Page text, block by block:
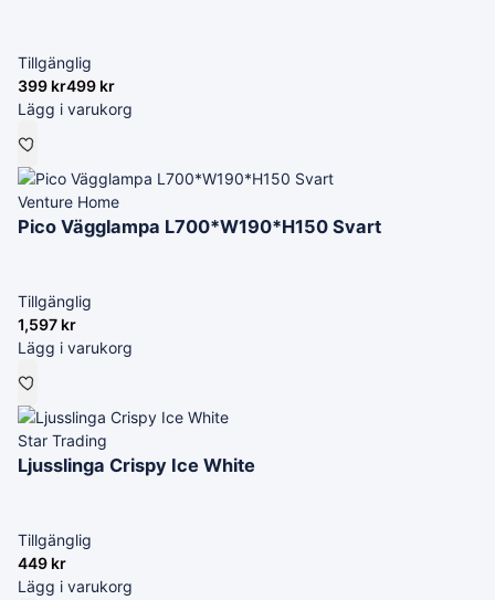
Tillgänglig
399 kr499 kr
Lägg i varukorg
Venture Home
Pico Vägglampa L700*W190*H150 Svart
Tillgänglig
1,597 kr
Lägg i varukorg
Star Trading
Ljusslinga Crispy Ice White
Tillgänglig
449 kr
Lägg i varukorg